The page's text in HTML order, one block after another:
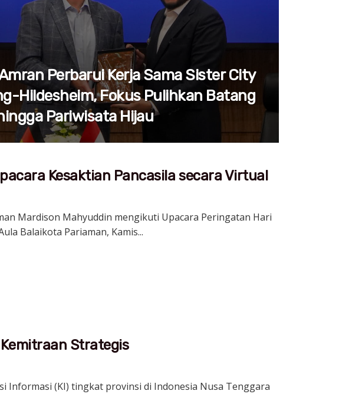
Perbarui Kerja Sama Sister City
Hildesheim, Fokus Pulihkan Batang
Pariwisata Hijau
Kesaktian Pancasila secara Virtual
Mardison Mahyuddin mengikuti Upacara Peringatan Hari
Balaikota Pariaman, Kamis...
Strategis
Informasi (KI) tingkat provinsi di Indonesia Nusa Tenggara